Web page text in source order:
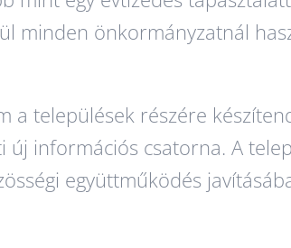
minden önkormányzatnál
a települések részére
információs csatorna. A
együttműködés